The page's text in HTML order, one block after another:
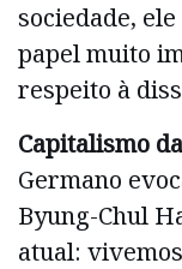
sociedade,
papel muito
respeito à
Capitalismo
Germano
Byung-Chul
atual: